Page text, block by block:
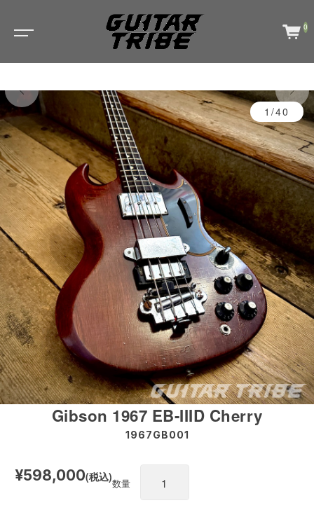
0
1/40
Gibson 1967 EB-IIID Cherry
1967GB001
¥598,000(税込)
数量